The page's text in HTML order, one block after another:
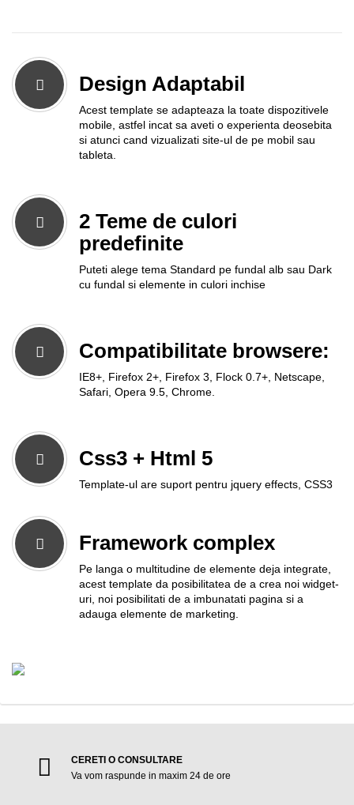
Design Adaptabil
Acest template se adapteaza la toate dispozitivele
mobile, astfel incat sa aveti o experienta deosebita
si atunci cand vizualizati site-ul de pe mobil sau
tableta.
2 Teme de culori
predefinite
Puteti alege tema Standard pe fundal alb sau Dark
cu fundal si elemente in culori inchise
Compatibilitate browsere:
IE8+, Firefox 2+, Firefox 3, Flock 0.7+, Netscape,
Safari, Opera 9.5, Chrome.
Css3 + Html 5
Template-ul are suport pentru jquery effects, CSS3
Framework complex
Pe langa o multitudine de elemente deja integrate,
acest template da posibilitatea de a crea noi widget-
uri, noi posibilitati de a imbunatati pagina si a
adauga elemente de marketing.
CERETI O CONSULTARE
Va vom raspunde in maxim 24 de ore